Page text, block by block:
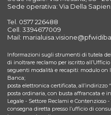
Sede operativa: Via Della
Tel. 0577 226488
Cell. 3394677009
Mail:
Informazioni sugli strumenti di tutela
di inoltrare reclamo per iscritto
seguenti modalità e recapiti: modulo
Banca;
posta elettronica certificata, all’indirizzo
posta ordinaria, con busta affrancata e
Legale - Settore Reclami e Contenzioso
consegna diretta presso l’ufficio di